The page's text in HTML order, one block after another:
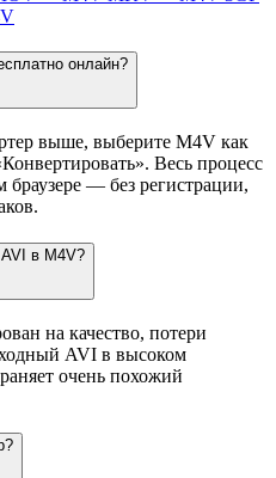
онлайн?
выше, выберите M4V как
Весь процесс
— без регистрации,
в M4V?
на качество, потери
AVI в высоком
очень похожий